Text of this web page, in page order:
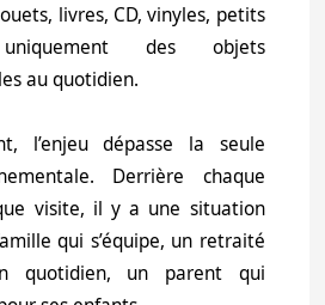
livres, CD, vinyles, petits
des objets
au quotidien.
l’enjeu dépasse la seule
Derrière chaque
visite, il y a une situation
qui s’équipe, un retraité
quotidien, un parent qui